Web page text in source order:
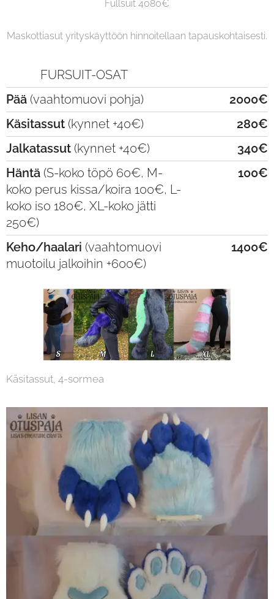
Fullsuit 4080€
Maskottiasut yrityskäyttöön hinnoitellaan tapauskohtaisesti.
FURSUIT-OSAT
Pää (vaahtomuovi pohja)
2000€
Käsitassut (kynnet +40€)
280€
Jalkatassut (kynnet +40€)
340€
Häntä (S-koko töpö 60€, M-
koko perus kissa/koira 100€, L-
koko iso 180€, XL-koko jätti
250€)
100€
Keho/haalari (vaahtomuovi
muotoilu jalkoihin +600€)
1400€
Käsitassut, 4-sormea